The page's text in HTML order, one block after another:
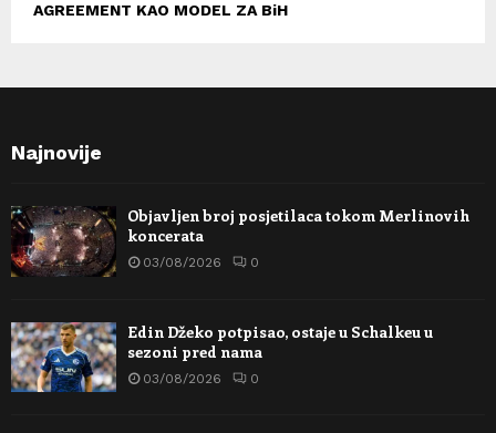
AGREEMENT KAO MODEL ZA BiH
Najnovije
Objavljen broj posjetilaca tokom Merlinovih
koncerata
03/08/2026 0
Edin Džeko potpisao, ostaje u Schalkeu u
sezoni pred nama
03/08/2026 0